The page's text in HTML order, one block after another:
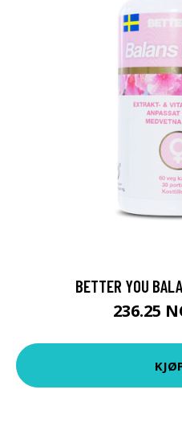
BETTER YOU
236.25